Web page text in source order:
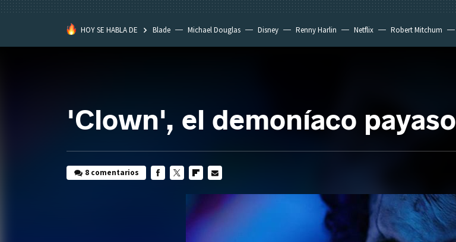
HOY SE HABLA DE Blade Michael Douglas Disney Renny Harlin Netflix Robert Mitchum
'Clown', el demoníaco payaso
8 comentarios